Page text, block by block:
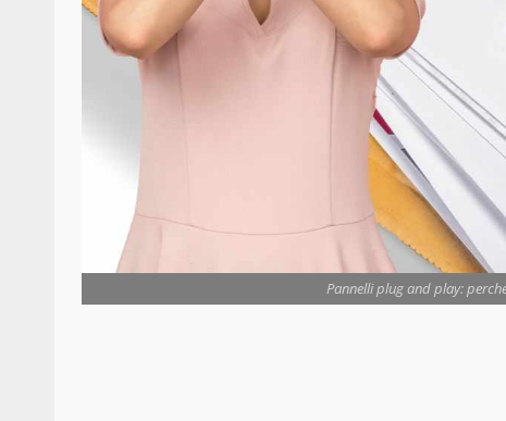
Pannelli plug and play: